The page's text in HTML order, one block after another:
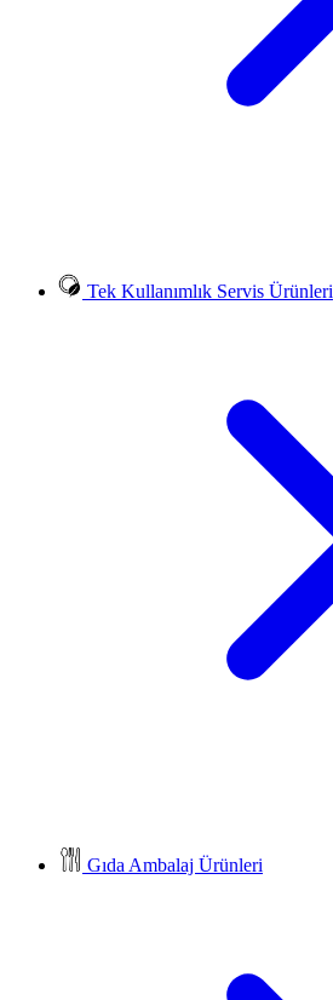
Tek Kullanımlık Servis Ürünleri
Gıda Ambalaj Ürünleri